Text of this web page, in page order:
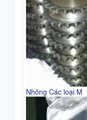
Nhông Các loại M